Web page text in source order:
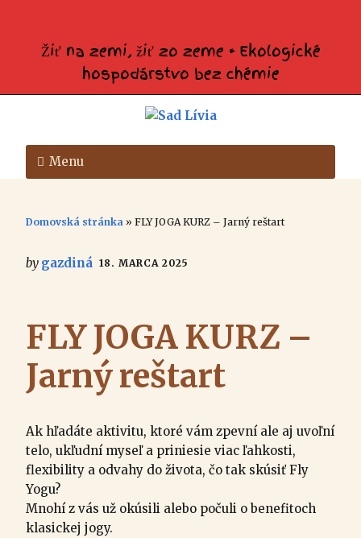
Žiť na zemi, žiť zo zeme • Ekologické
hospodárstvo bez chémie
Menu
Domovská stránka » FLY JOGA KURZ – Jarný reštart
by gazdiná 18. MARCA 2025
FLY JOGA KURZ –
Jarný reštart
Ak hľadáte aktivitu, ktoré vám zpevní ale aj uvoľní
telo, ukľudní myseľ a priniesie viac ľahkosti,
flexibility a odvahy do života, čo tak skúsiť Fly
Yogu?
Mnohí z vás už okúsili alebo počuli o benefitoch
klasickej jogy.